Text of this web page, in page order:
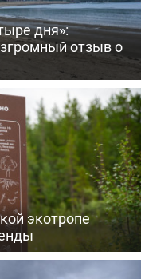
дня»:
отзыв о
экотропе